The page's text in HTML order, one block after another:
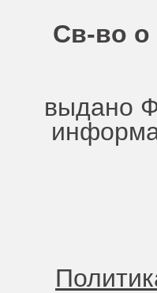
Св-во о
выдано